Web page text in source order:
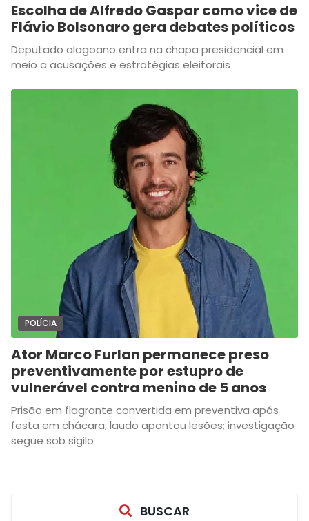
Escolha de Alfredo Gaspar como vice de
Flávio Bolsonaro gera debates políticos
Deputado alagoano entra na chapa presidencial em
meio a acusações e estratégias eleitorais
POLÍCIA
Ator Marco Furlan permanece preso
preventivamente por estupro de
vulnerável contra menino de 5 anos
Prisão em flagrante convertida em preventiva após
festa em chácara; laudo apontou lesões; investigação
segue sob sigilo
BUSCAR